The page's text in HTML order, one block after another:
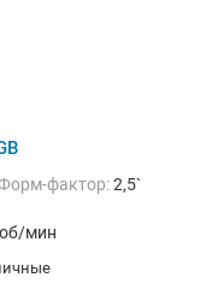
Форм-фактор:2,5`
мин